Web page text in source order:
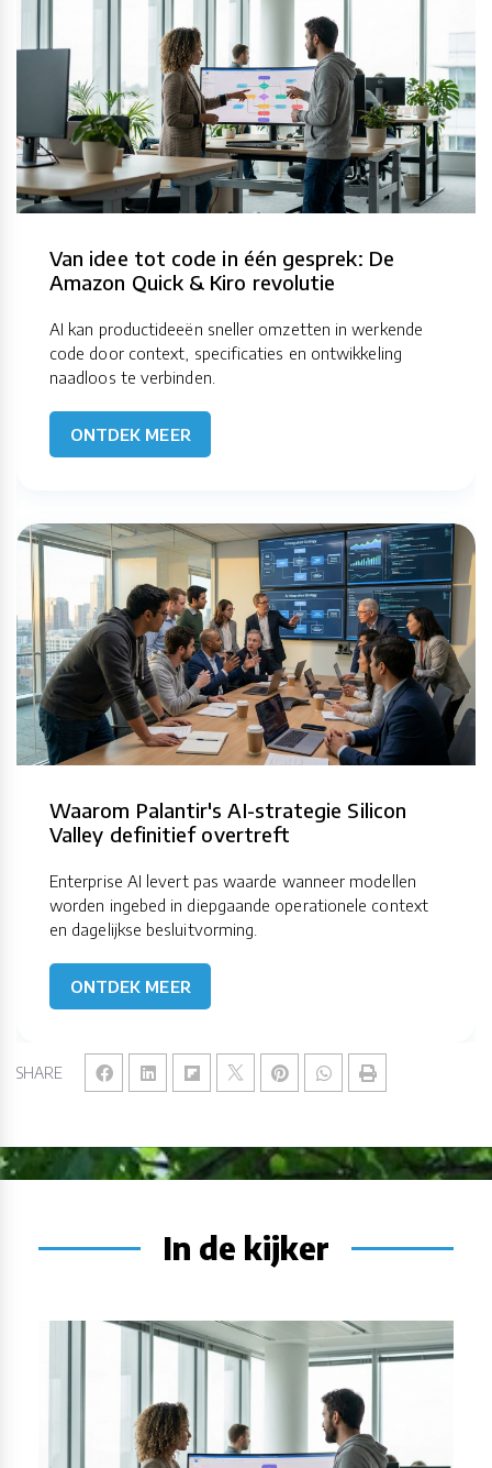
SHARE
Van idee tot code in één gesprek: De
Amazon Quick & Kiro revolutie
AI kan productideeën sneller omzetten in werkende
code door context, specificaties en ontwikkeling
naadloos te verbinden.
ONTDEK MEER
Waarom Palantir's AI-strategie Silicon
Valley definitief overtreft
Enterprise AI levert pas waarde wanneer modellen
worden ingebed in diepgaande operationele context
en dagelijkse besluitvorming.
ONTDEK MEER
In de kijker